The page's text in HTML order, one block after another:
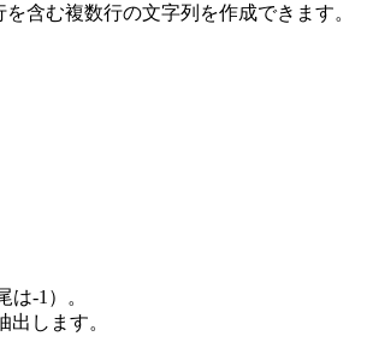
含む複数行の文字列を作成できます。
-1）。
します。